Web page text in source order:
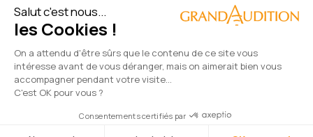
rencontrez notre équipe de spécialistes diplômés,
testez nos aides auditives innovantes et redécouvrez
un son naturel et limpide en toute discrétion.
Politique des donnéesMentions légales
Salut c'est nous...
les Cookies !
On a attendu d'être sûrs que le contenu de ce site vous
intéresse avant de vous déranger, mais on aimerait bien vous
accompagner pendant votre visite...
C'est OK pour vous ?
Consentements certifiés par